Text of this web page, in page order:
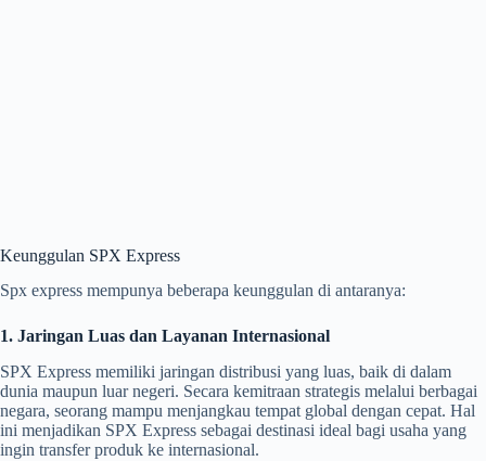
Keunggulan SPX Express
Spx express mempunya beberapa keunggulan di antaranya:
1. Jaringan Luas dan Layanan Internasional
SPX Express memiliki jaringan distribusi yang luas, baik di dalam
dunia maupun luar negeri. Secara kemitraan strategis melalui berbagai
negara, seorang mampu menjangkau tempat global dengan cepat. Hal
ini menjadikan SPX Express sebagai destinasi ideal bagi usaha yang
ingin transfer produk ke internasional.